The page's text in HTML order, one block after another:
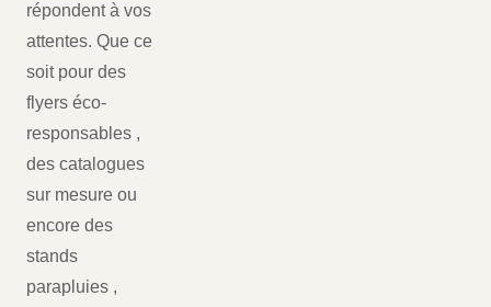
répondent à vos
attentes. Que ce
soit pour des
flyers éco-
responsables ,
des catalogues
sur mesure ou
encore des
stands
parapluies ,